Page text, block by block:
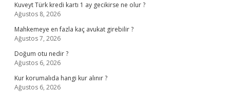
Kuveyt Türk kredi kartı 1 ay gecikirse ne olur ?
Ağustos 8, 2026
Mahkemeye en fazla kaç avukat girebilir ?
Ağustos 7, 2026
Doğum otu nedir ?
Ağustos 6, 2026
Kur korumalıda hangi kur alınır ?
Ağustos 6, 2026